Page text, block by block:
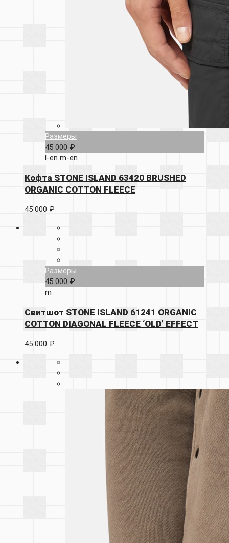
Размеры
45 000 ₽
l-en m-en
Кофта STONE ISLAND 63420 BRUSHED
ORGANIC COTTON FLEECE
45 000 ₽
Размеры
45 000 ₽
m
Свитшот STONE ISLAND 61241 ORGANIC
COTTON DIAGONAL FLEECE ‘OLD’ EFFECT
45 000 ₽